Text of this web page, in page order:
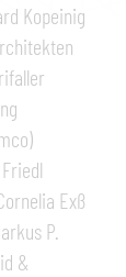
Kopeinig
Exß
P.
&